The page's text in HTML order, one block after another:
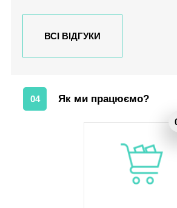
ВСІ ВІДГУКИ
04 Як ми працюємо?